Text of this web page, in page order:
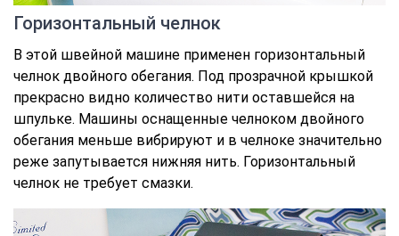
Горизонтальный челнок
В этой швейной машине применен горизонтальный
челнок двойного обегания. Под прозрачной крышкой
прекрасно видно количество нити оставшейся на
шпульке. Машины оснащенные челноком двойного
обегания меньше вибрируют и в челноке значительно
реже запутывается нижняя нить. Горизонтальный
челнок не требует смазки.